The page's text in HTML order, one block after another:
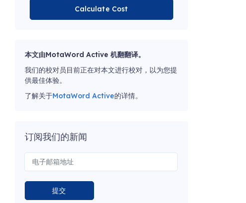
Calculate Cost
本文由MotaWord Active 机翻翻译。
我们的校对员目前正在对本文进行校对，以为您提
供最佳体验。
了解关于MotaWord Active的详情。
订阅我们的新闻
提交